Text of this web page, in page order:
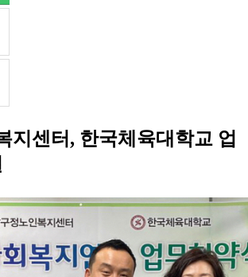
지센터, 한국체육대학교 업